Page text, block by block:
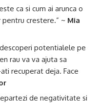
ca si cum ai arunca o
pentru crestere.” ~ Mia
potentialele pe
rau va va ajuta sa
recuperat deja. Face
de negativitate si